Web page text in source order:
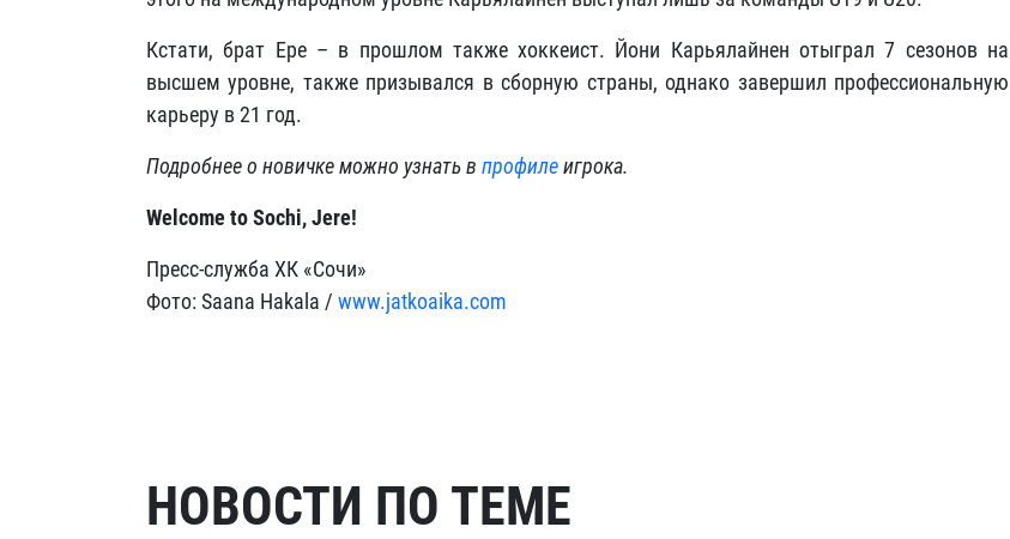
Кстати, брат Ере – в прошлом также хоккеист. Йони Карьялайнен отыграл 7 сезонов на
высшем уровне, также призывался в сборную страны, однако завершил профессиональную
карьеру в 21 год.
Подробнее о новичке можно узнать в профилеигрока.
Welcome to Sochi, Jere!
Пресс-служба ХК «Сочи»
Фото: Saana Hakala / www.jatkoaika.com
НОВОСТИ ПО ТЕМЕ